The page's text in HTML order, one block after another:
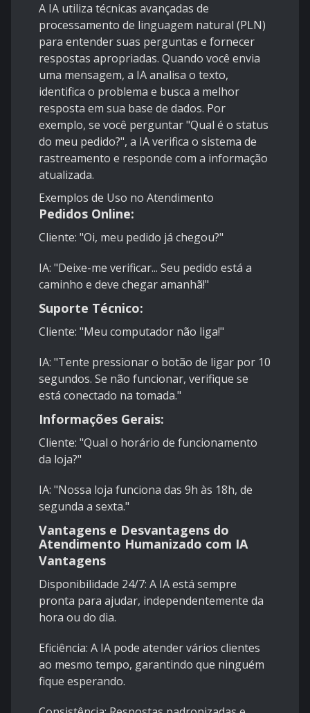
A IA utiliza técnicas avançadas de
processamento de linguagem natural (PLN)
para entender suas perguntas e fornecer
respostas apropriadas. Quando você envia
uma mensagem, a IA analisa o texto,
identifica o problema e busca a melhor
resposta em sua base de dados. Por
exemplo, se você perguntar "Qual é o status
do meu pedido?", a IA verifica o sistema de
rastreamento e responde com a informação
atualizada.
Exemplos de Uso no Atendimento
Pedidos Online:
Cliente: "Oi, meu pedido já chegou?"
IA: "Deixe-me verificar... Seu pedido está a
caminho e deve chegar amanhã!"
Suporte Técnico:
Cliente: "Meu computador não liga!"
IA: "Tente pressionar o botão de ligar por 10
segundos. Se não funcionar, verifique se
está conectado na tomada."
Informações Gerais:
Cliente: "Qual o horário de funcionamento
da loja?"
IA: "Nossa loja funciona das 9h às 18h, de
segunda a sexta."
Vantagens e Desvantagens do
Atendimento Humanizado com IA
Vantagens
Disponibilidade 24/7: A IA está sempre
pronta para ajudar, independentemente da
hora ou do dia.
Eficiência: A IA pode atender vários clientes
ao mesmo tempo, garantindo que ninguém
fique esperando.